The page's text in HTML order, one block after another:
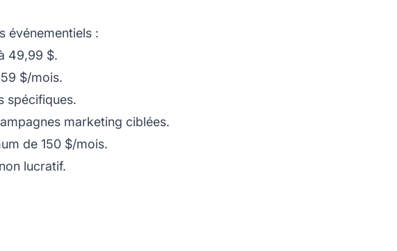
événementiels :
49,99 $.
$/mois.
spécifiques.
marketing ciblées.
de 150 $/mois.
lucratif.